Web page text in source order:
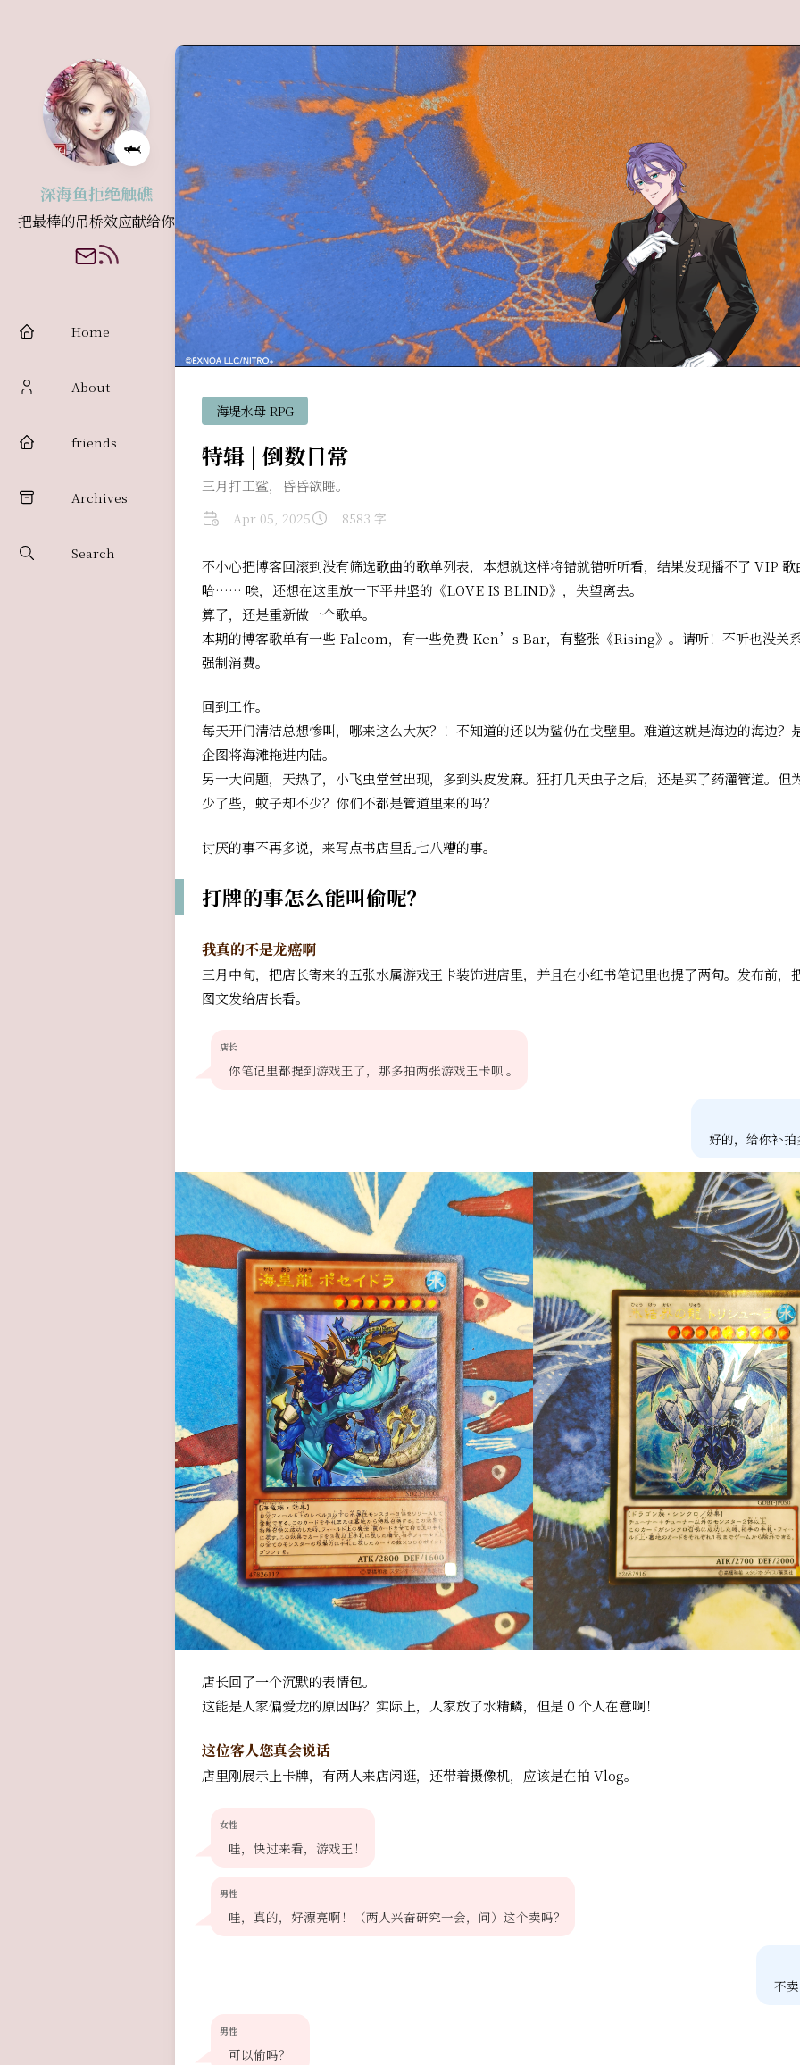
🦈
深海鱼拒绝触礁
把最棒的吊桥效应献给你
Home
About
friends
Archives
Search
海堤水母 RPG
特辑 | 倒数日常
三月打工鲨，昏昏欲睡。
Apr 05, 2025 8583 字
不小心把博客回滚到没有筛选歌曲的歌单列表，本想就这样将错就错听听看，结果发现播不了 VIP 歌
哈…… 唉，还想在这里放一下平井坚的《LOVE IS BLIND》，失望离去。
算了，还是重新做一个歌单。
本期的博客歌单有一些 Falcom，有一些免费 Ken’s Bar，有整张《Rising》。请听！不听也没关
强制消费。
回到工作。
每天开门清洁总想惨叫，哪来这么大灰？！不知道的还以为鲨仍在戈壁里。难道这就是海边的海边？
企图将海滩拖进内陆。
另一大问题，天热了，小飞虫堂堂出现，多到头皮发麻。狂打几天虫子之后，还是买了药灌管道。但
少了些，蚊子却不少？你们不都是管道里来的吗？
讨厌的事不再多说，来写点书店里乱七八糟的事。
打牌的事怎么能叫偷呢？
我真的不是龙癌啊
三月中旬，把店长寄来的五张水属游戏王卡装饰进店里，并且在小红书笔记里也提了两句。发布前，
图文发给店长看。
店长
你笔记里都提到游戏王了，那多拍两张游戏王卡呗 。
好的，给你补
店长回了一个沉默的表情包。
这能是人家偏爱龙的原因吗？实际上，人家放了水精鳞，但是 0 个人在意啊！
这位客人您真会说话
店里刚展示上卡牌，有两人来店闲逛，还带着摄像机，应该是在拍 Vlog。
女性
哇，快过来看，游戏王！
男性
哇，真的，好漂亮啊！（两人兴奋研究一会，问）这个卖吗？
不
男性
可以偷吗？